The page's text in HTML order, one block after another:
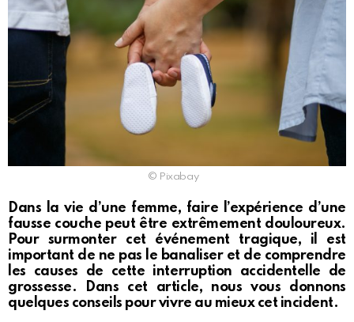
© Pixabay
Dans la vie d’une femme, faire l’expérience d’une
fausse couche peut être extrêmement douloureux.
Pour surmonter cet événement tragique, il est
important de ne pas le banaliser et de comprendre
les causes de cette interruption accidentelle de
grossesse. Dans cet article, nous vous donnons
quelques conseils pour vivre au mieux cet incident.